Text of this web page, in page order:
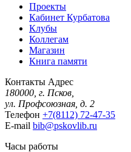
Проекты
Кабинет Курбатова
Клубы
Коллегам
Магазин
Книга памяти
Контакты Адрес
180000, г. Псков,
ул. Профсоюзная, д. 2
Телефон +7(8112) 72-47-35
E-mail bib@pskovlib.ru
Часы работы